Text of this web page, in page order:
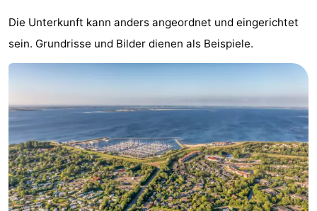
tun
Museen
-
Denkmäler
Kirchen
-
Mühlen
-
Aussichtspunkte
Attraktionen
-
Die Unterkunft kann anders angeordnet und eingerichtet
sein. Grundrisse und Bilder dienen als Beispiele.